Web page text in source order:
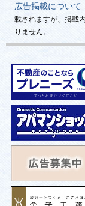
広告掲載について
載されますが、掲載
りません。